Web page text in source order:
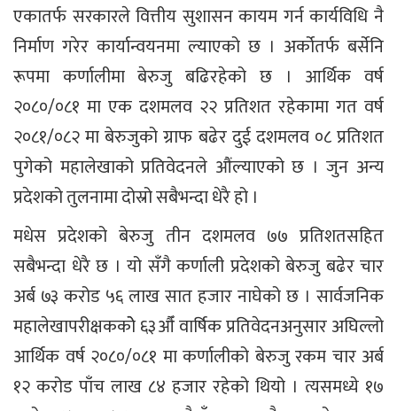
एकातर्फ सरकारले वित्तीय सुशासन कायम गर्न कार्यविधि नै
निर्माण गरेर कार्यान्वयनमा ल्याएको छ । अर्कोतर्फ बर्सेनि
रूपमा कर्णालीमा बेरुजु बढिरहेको छ । आर्थिक वर्ष
२०८०/०८१ मा एक दशमलव २२ प्रतिशत रहेकामा गत वर्ष
२०८१/०८२ मा बेरुजुको ग्राफ बढेर दुई दशमलव ०८ प्रतिशत
पुगेको महालेखाको प्रतिवेदनले औंल्याएको छ । जुन अन्य
प्रदेशको तुलनामा दोस्रो सबैभन्दा धेरै हो ।
मधेस प्रदेशको बेरुजु तीन दशमलव ७७ प्रतिशतसहित
सबैभन्दा धेरै छ । यो सँगै कर्णाली प्रदेशको बेरुजु बढेर चार
अर्ब ७३ करोड ५६ लाख सात हजार नाघेको छ । सार्वजनिक
महालेखापरीक्षककोे ६३औँ वार्षिक प्रतिवेदनअनुसार अघिल्लो
आर्थिक वर्ष २०८०/०८१ मा कर्णालीको बेरुजु रकम चार अर्ब
१२ करोड पाँच लाख ८४ हजार रहेको थियो । त्यसमध्ये १७